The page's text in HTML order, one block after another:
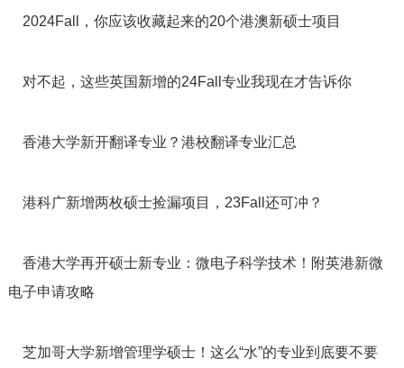
2024Fall，你应该收藏起来的20个港澳新硕士项目
对不起，这些英国新增的24Fall专业我现在才告诉你
香港大学新开翻译专业？港校翻译专业汇总
港科广新增两枚硕士捡漏项目，23Fall还可冲？
香港大学再开硕士新专业：微电子科学技术！附英港新微
电子申请攻略
芝加哥大学新增管理学硕士！这么“水”的专业到底要不要